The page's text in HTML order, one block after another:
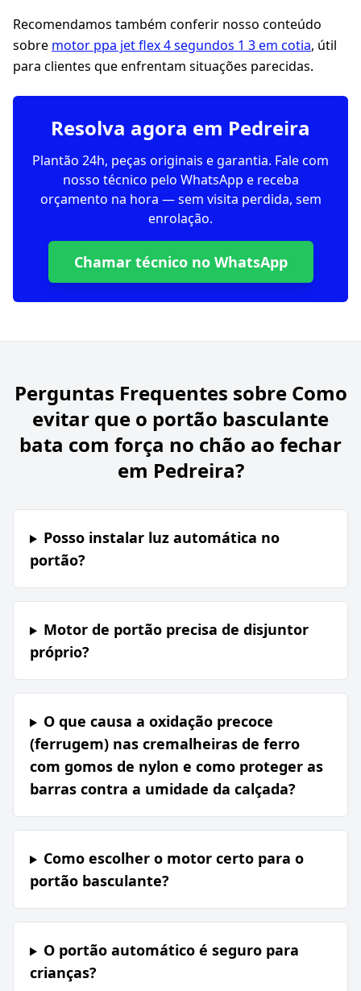
Recomendamos também conferir nosso conteúdo
sobre motor ppa jet flex 4 segundos 1 3 em cotia, útil
para clientes que enfrentam situações parecidas.
Resolva agora em Pedreira
Plantão 24h, peças originais e garantia. Fale com
nosso técnico pelo WhatsApp e receba
orçamento na hora — sem visita perdida, sem
enrolação.
Chamar técnico no WhatsApp
Perguntas Frequentes sobre Como
evitar que o portão basculante
bata com força no chão ao fechar
em Pedreira?
Posso instalar luz automática no
portão?
Motor de portão precisa de disjuntor
próprio?
O que causa a oxidação precoce
(ferrugem) nas cremalheiras de ferro
com gomos de nylon e como proteger as
barras contra a umidade da calçada?
Como escolher o motor certo para o
portão basculante?
O portão automático é seguro para
crianças?